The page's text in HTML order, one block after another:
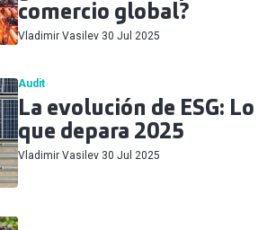
comercio global?
Vladimir Vasilev 30 Jul 2025
Audit
La evolución de ESG: Lo
que depara 2025
Vladimir Vasilev 30 Jul 2025